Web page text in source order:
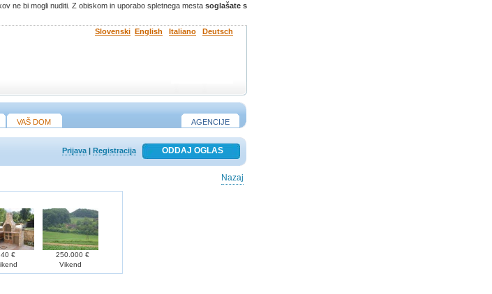
ne bi mogli nuditi. Z obiskom in uporabo spletnega mesta soglašate s
Slovenski
English Italiano Deutsch
VAŠ DOM AGENCIJE
Prijava Registracija
Nazaj
40 €
250.000 €
Vikend